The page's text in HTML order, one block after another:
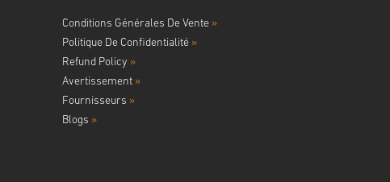
Conditions Générales De Vente »
Politique De Confidentialité »
Refund Policy »
Avertissement »
Fournisseurs »
Blogs »